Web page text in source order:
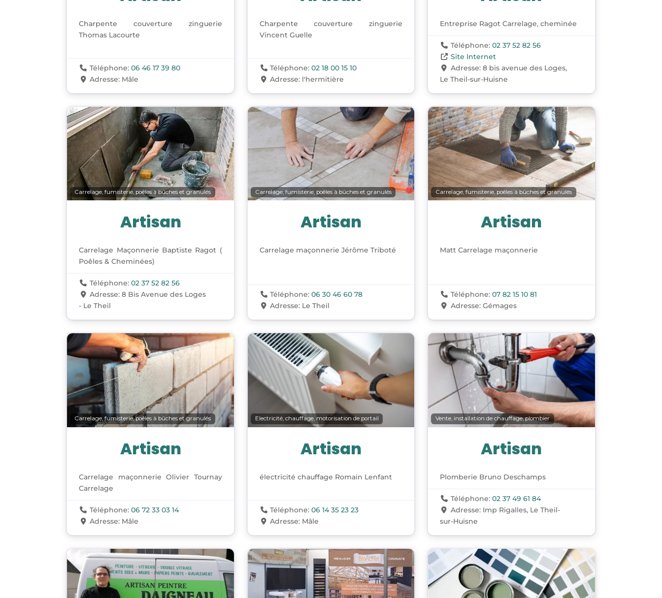
Charpente couverture zinguerie
Thomas Lacourte
Téléphone: 06 46 17 39 80
Adresse: Mâle
Charpente couverture zinguerie
Vincent Guelle
Téléphone:02 18 00 15 10
Adresse: l'hermitière
Entreprise Ragot Carrelage, cheminée
Téléphone: 02 37 52 82 56
Site Internet
Adresse: 8 bis avenue des Loges,
Le Theil-sur-Huisne
Carrelage, fumisterie, poêles à bûches et granulés
Artisan
Carrelage Maçonnerie Baptiste Ragot (
Poêles & Cheminées)
Téléphone: 02 37 52 82 56
Adresse: 8 Bis Avenue des Loges
- Le Theil
Carrelage, fumisterie, poêles à bûches et granulés
Artisan
Carrelage maçonnerie Jérôme Triboté
Téléphone:06 30 46 60 78
Adresse: Le Theil
Carrelage, fumisterie, poêles à bûches et granulés
Artisan
Matt Carrelage maçonnerie
Téléphone: 07 82 15 10 81
Adresse: Gémages
Carrelage, fumisterie, poêles à bûches et granulés
Artisan
Carrelage maçonnerie Olivier Tournay
Carrelage
Téléphone: 06 72 33 03 14
Adresse: Mâle
Electricité, chauffage, motorisation de portail
Artisan
électricité chauffage Romain Lenfant
Téléphone:06 14 35 23 23
Adresse: Mâle
Vente, installation de chauffage, plombier
Artisan
Plomberie Bruno Deschamps
Téléphone: 02 37 49 61 84
Adresse: Imp Rigalles, Le Theil-
sur-Huisne